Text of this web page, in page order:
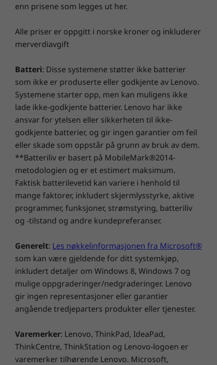
Chrome for alt
Ingen oppsettsbehov – bare logg på med
Google-kontoen din, så er du klar for å oppleve
en ny type konvertibel bærbar PC.
Chromebook C330 er lett å bruke. Den har
Hold alt synkronisert, både på Android-
telefoner og -nettbrett og alle steder der du er
logget på med Google-kontoen. Da har du alt
for hånden, selv om du ikke har PC-en med
deg. E-post, kart, dokumenter og bilder kan
lagres trygt lokalt eller i skyen.
opplevelsen din med muligheten til å oppgradere til
beskyttelsen av bærbare PC-er på en utmerket måte!
enn prisene som legges ut her.
Alle priser er oppgitt i norske kroner og inkluderer
merverdiavgift
Batteri: Disse systemene støtter ikke batterier
som ikke er produserte eller godkjente av Lenovo.
Systemene starter opp, men kan muligens ikke
lade ikke-godkjente batterier. Lenovo har ikke
ansvar for ytelsen eller sikkerheten til ikke-
godkjente batterier, og gir ingen garantier om feil
eller skade som oppstår på grunn av bruk av dem.
**Batteriliv er basert på MobileMark®2014-
metodologien og er et estimert maksimum.
Faktisk batterilevetid kan variere i henhold til
mange faktorer, inkludert skjermlysstyrke, aktive
programmer, funksjoner, strømstyring, batteriliv
og -tilstand og andre kundepreferanser.
Generelt: Les nøkkelinformasjonen fra Microsoft®
som kan være gjeldende for ditt systemkjøp,
inkludert detaljer om Windows 8, Windows 7 og
mulige oppgraderinger/nedgraderinger. Lenovo
gir ingen representasjoner eller garantier
angående tredjeparters produkter eller tjenester.
Varemerker: Lenovo, ThinkPad, IdeaPad,
ThinkCentre, ThinkStation og Lenovo-logoen er
varemerker tilhørende Lenovo. Microsoft,